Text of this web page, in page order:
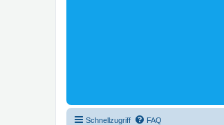
Schnellzugriff FAQ